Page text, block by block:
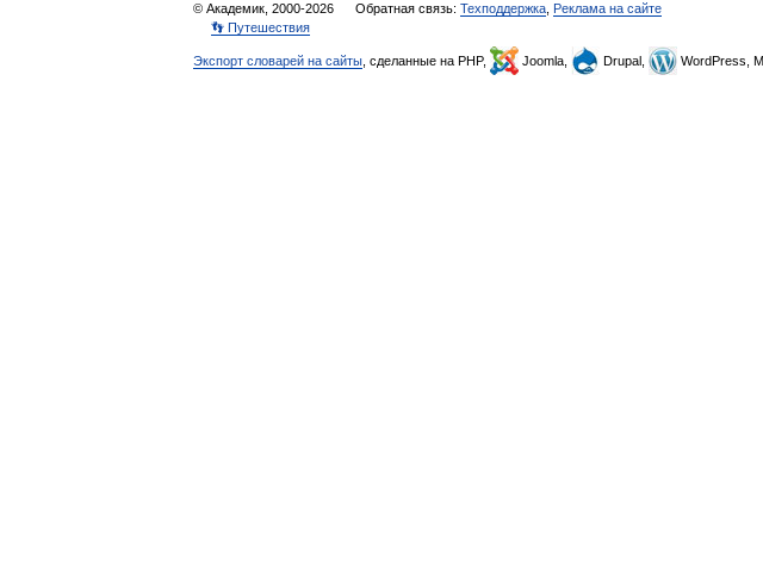
© Академик, 2000-2026 Обратная связь: Техподдержка Реклама на сайте
👣 Путешествия
Экспорт словарей на сайты , сделанные на PHP, Joomla, Drupal, WordPress,